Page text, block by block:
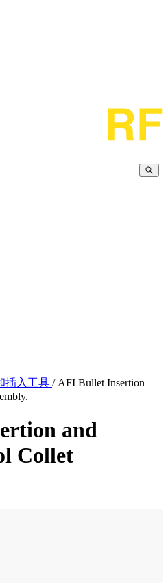
插入工具 / AFI Bullet Insertion
and
Collet